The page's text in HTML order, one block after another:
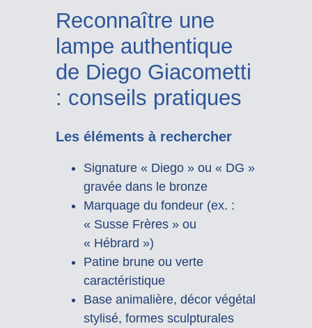
Reconnaître une
lampe authentique
de Diego Giacometti
: conseils pratiques
Les éléments à rechercher
Signature « Diego » ou « DG »
gravée dans le bronze
Marquage du fondeur (ex. :
« Susse Frères » ou
« Hébrard »)
Patine brune ou verte
caractéristique
Base animalière, décor végétal
stylisé, formes sculpturales